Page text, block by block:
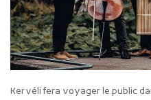
Kervéli fera voyager le public